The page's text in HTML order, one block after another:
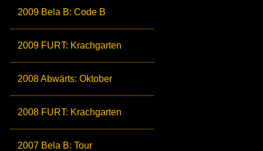
2009 Bela B: Code B
2009 FURT: Krachgarten
2008 Abwärts: Oktober
2008 FURT: Krachgarten
2007 Bela B: Tour